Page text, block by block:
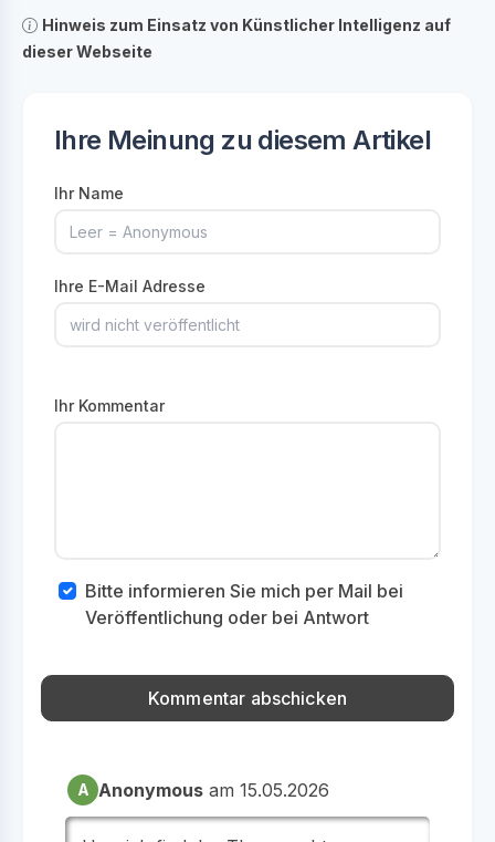
Hinweis zum Einsatz von Künstlicher Intelligenz auf
dieser Webseite
Ihre Meinung zu diesem Artikel
Ihr Name
Ihre E-Mail Adresse
Ihr Kommentar
Bitte informieren Sie mich per Mail bei
Veröffentlichung oder bei Antwort
A Anonymous am 15.05.2026